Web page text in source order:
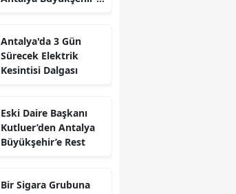
Antalya'da 3 Gün
Sürecek Elektrik
Kesintisi Dalgası
Eski Daire Başkanı
Kutluer’den Antalya
Büyükşehir’e Rest
Bir Sigara Grubuna